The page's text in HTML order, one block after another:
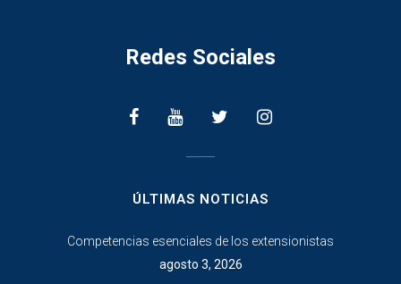
Redes Sociales
ÚLTIMAS NOTICIAS
Competencias esenciales de los extensionistas
agosto 3, 2026